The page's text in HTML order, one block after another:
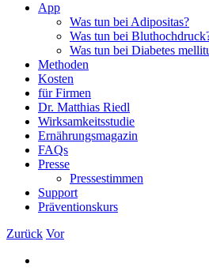
App
Was tun bei Adipositas?
Was tun bei
Was tun bei Diabetes
Methoden
Kosten
für Firmen
Dr. Matthias Riedl
Wirksamkeitsstudie
Ernährungsmagazin
FAQs
Presse
Pressestimmen
Support
Präventionskurs
Zurück Vor